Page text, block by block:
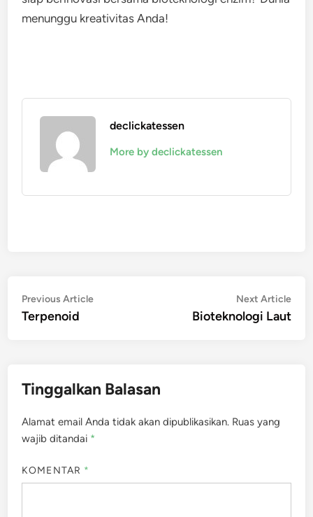
menunggu kreativitas Anda!
declickatessen
More by declickatessen
Navigasi
pos
Previous ArticlePrevious
Terpenoid
Next Article
Bioteknologi Laut
Tinggalkan Balasan
Alamat email Anda tidak akan dipublikasikan. Ruas yang
wajib ditandai *
KOMENTAR *